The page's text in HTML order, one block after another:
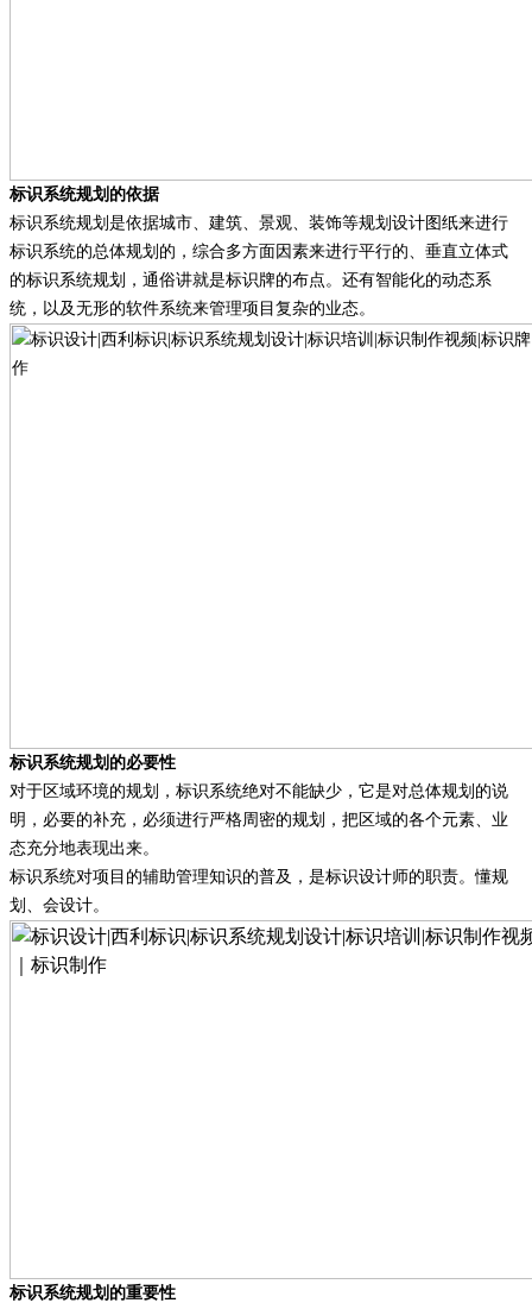
标识系统规划的依据
标识系统规划是依据城市、建筑、景观、装饰等规划设计图纸来进行
标识系统的总体规划的，综合多方面因素来进行平行的、垂直立体式
的标识系统规划，通俗讲就是标识牌的布点。还有智能化的动态系
统，以及无形的软件系统来管理项目复杂的业态。
标识系统规划的必要性
对于区域环境的规划，标识系统绝对不能缺少，它是对总体规划的说
明，必要的补充，必须进行严格周密的规划，把区域的各个元素、业
态充分地表现出来。
标识系统对项目的辅助管理知识的普及，是标识设计师的职责。懂规
划、会设计。
标识系统规划的重要性